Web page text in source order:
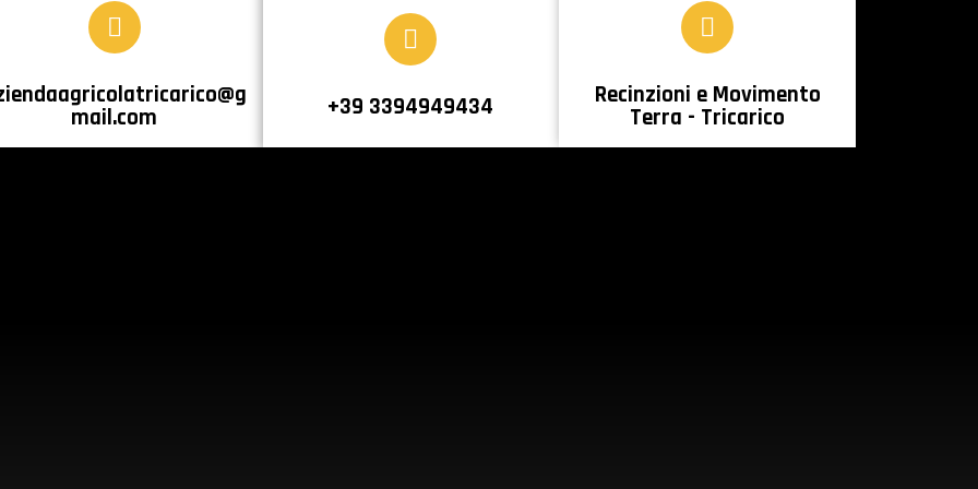
mail.com +39 3394949434 Recinzioni e Movimento
Terra - Tricarico